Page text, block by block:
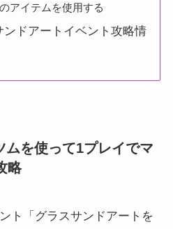
アイテムを使用する
ンドアートイベント攻略情
ムを使って1プレイでマ
略
ト「グラスサンドアートを